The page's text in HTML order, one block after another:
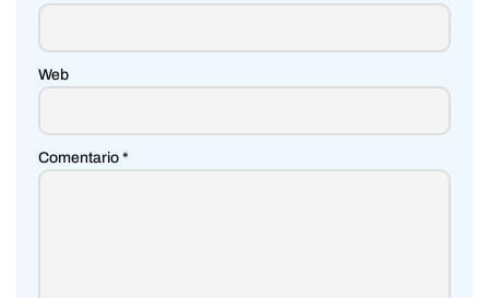
Web
Comentario *